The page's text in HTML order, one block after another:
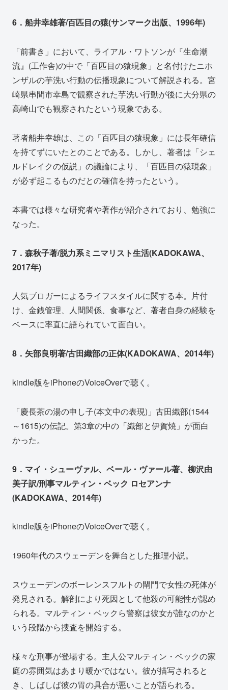
6．船井幸雄著/百匹目の猿(サンマーク出版、1996年)
「前書き」において、ライアル・ワトソンが『生命潮
流』(工作舎)の中で「百匹目の猿現象」と名付けたニホ
ンザルの芋洗い行動の伝播現象について解説される。宮
崎県串間市幸島で観察された芋洗い行動が後に大分県の
高崎山でも観察されたという現象である。
著者船井幸雄は、この「百匹目の猿現象」には長年確信
を持てずにいたとのことである。しかし、著者は「シェ
ルドレイクの仮説」の議論により、「百匹目の猿現象」
が必ず起こるものだとの確信を持ったという。
本書では様々な研究者や著作が紹介されており、勉強に
なった。
7．森秋子著/脱力系ミニマリスト生活(KADOKAWA、
2017年)
人気ブロガーによるライフスタイルに関する本。片付
け、金銭管理、人間関係、食事など、著者自身の経験を
ベースに率直に語られていて面白い。
8．矢部良明著/古田織部の正体(KADOKAWA、2014年)
kindle版をiPhoneのVoiceOverで聴く。
「慶長茶の湯の申し子(本文中の表現)」古田織部(1544
～1615)の伝記。第3章の中の「織部と伊賀焼」が面白
かった。
9．マイ・シューヴァル、ベール・ヴァール著、柳沢由
美子訳/刑事マルティン・ベック ロセアンナ
(KADOKAWA、2014年)
kindle版をiPhoneのVoiceOverで聴く。
1960年代のスウェーデンを舞台とした推理小説。
スウェーデンのボーレンスフルトの閘門で女性の死体が
発見される。解剖により死因として他殺の可能性が認め
られる。マルティン・ベックら警察は彼女が誰なのかと
いう段階から捜査を開始する。
様々な刑事が登場する。主人公マルティン・ベックの家
庭の雰囲気はあまり暖かではない。彼が描写されると
き、しばしば彼の胃の具合が悪いことが語られる。